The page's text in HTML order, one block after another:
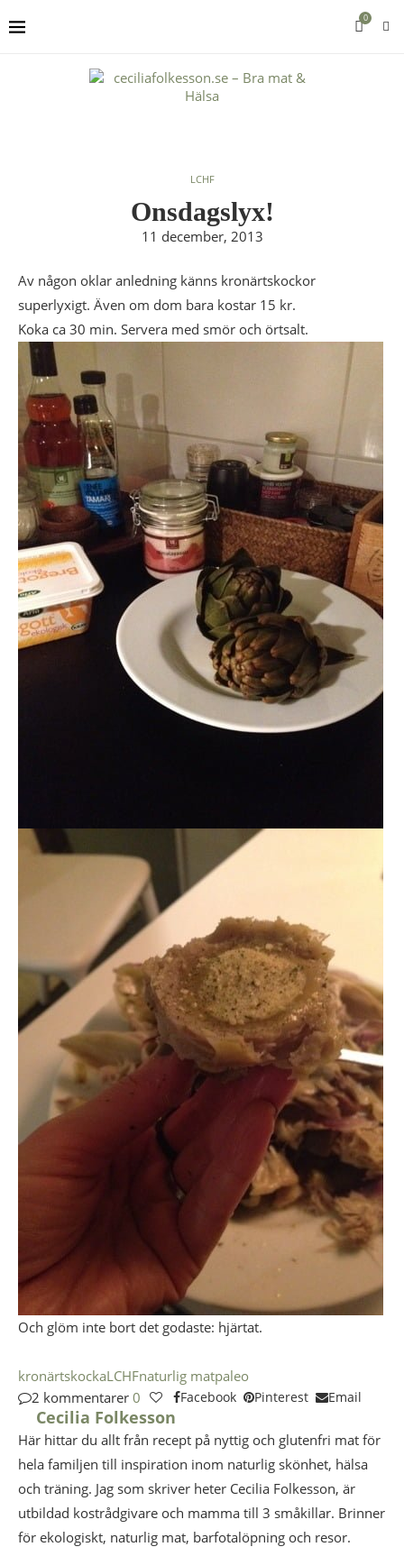
0
LCHF
Onsdagslyx!
11 december, 2013
Av någon oklar anledning känns kronärtskockor
superlyxigt. Även om dom bara kostar 15 kr.
Koka ca 30 min. Servera med smör och örtsalt.
Och glöm inte bort det godaste: hjärtat.
kronärtskockaLCHFnaturlig matpaleo
2 kommentarer 0 Facebook Pinterest Email
Cecilia Folkesson
Här hittar du allt från recept på nyttig och glutenfri mat för
hela familjen till inspiration inom naturlig skönhet, hälsa
och träning. Jag som skriver heter Cecilia Folkesson, är
utbildad kostrådgivare och mamma till 3 småkillar. Brinner
för ekologiskt, naturlig mat, barfotalöpning och resor.